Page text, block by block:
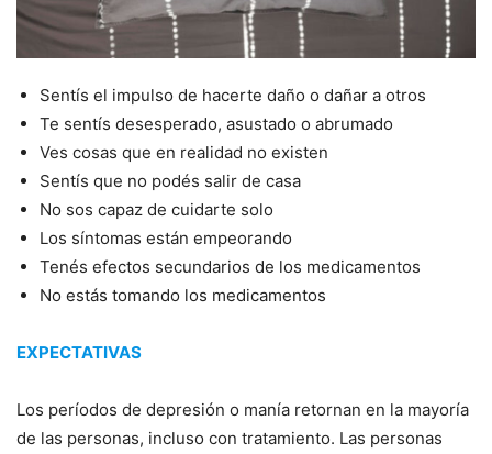
Sentís el impulso de hacerte daño o dañar a otros
Te sentís desesperado, asustado o abrumado
Ves cosas que en realidad no existen
Sentís que no podés salir de casa
No sos capaz de cuidarte solo
Los síntomas están empeorando
Tenés efectos secundarios de los medicamentos
No estás tomando los medicamentos
EXPECTATIVAS
Los períodos de depresión o manía retornan en la mayoría
de las personas, incluso con tratamiento. Las personas